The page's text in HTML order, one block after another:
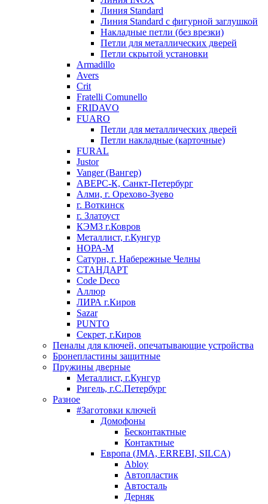
Линия Standard
Линия Standard с фигурной заглушкой
Накладные петли (без врезки)
Петли для металлических дверей
Петли скрытой установки
Armadillo
Avers
Crit
Fratelli Comunello
FRIDAVO
FUARO
Петли для металлических дверей
Петли накладные (карточные)
FURAL
Justor
Vanger (Вангер)
АВЕРС-К, Санкт-Петербург
Алми, г. Орехово-Зуево
г. Воткинск
г. Златоуст
КЭМЗ г.Ковров
Металлист, г.Кунгур
НОРА-М
Сатурн, г. Набережные Челны
СТАНДАРТ
Code Deco
Аллюр
ЛИРА г.Киров
Sazar
PUNTO
Секрет, г.Киров
Пеналы для ключей, опечатывающие устройства
Бронепластины защитные
Пружины дверные
Металлист, г.Кунгур
Ригель, г.С.Петербург
Разное
#Заготовки ключей
Домофоны
Бесконтактные
Контактные
Европа (JMA, ERREBI, SILCA)
Abloy
Автопластик
Автосталь
Дерняк